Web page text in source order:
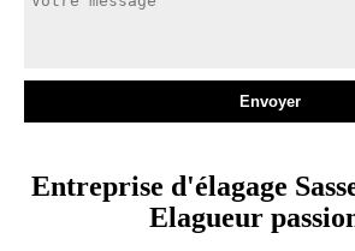
Entreprise d'élagage
Elagueur